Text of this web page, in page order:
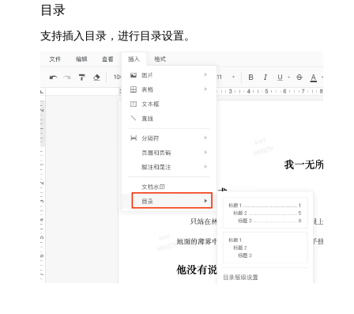
目录
支持插入目录，进行目录设置。